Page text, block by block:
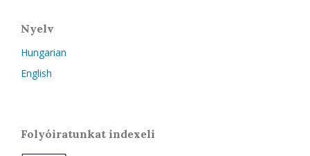
Nyelv
Hungarian
English
Folyóiratunkat indexeli